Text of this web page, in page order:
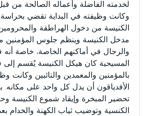
لخدمته الفاضلة وأعماله الصالحة من
وكانت وظيفته في البداية تقضي بحراسة
الكنيسة من دخول الهراطقة
مدخل الكنيسة وينظم جلوس المؤمنين
والرجال في أماكنهم الخاصة، خاصة أنه
المسيحية كان هيكل الكنيسة يُقسم
بالمؤمنين والمعمدين والتائبين وكانت
الأفدياقون أن يدل كل واحد على مكانه.
تحضير المبخرة وإيقاد شموع الكنيسة
الكنسية وتوضيب ثياب الكهنة والخدام بعد